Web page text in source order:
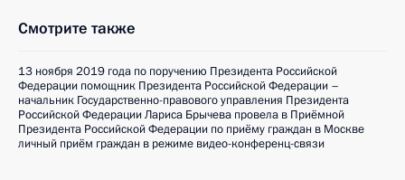
Смотрите также
13 ноября 2019 года по поручению Президента Российской
Федерации помощник Президента Российской Федерации –
начальник Государственно-правового управления Президента
Российской Федерации Лариса Брычева провела в Приёмной
Президента Российской Федерации по приёму граждан в Москве
личный приём граждан в режиме видео-конференц-связи